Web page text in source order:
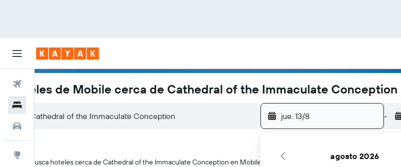
Vuelos
Hoteles de Mobile cerca de Cathedral of the Immaculate Conception
jue. 13/8 -
KAYAK busca hoteles cerca de Cathedral of the Immaculate Conception en Mobile en cientos de webs de viajes a la vez
agosto 2026